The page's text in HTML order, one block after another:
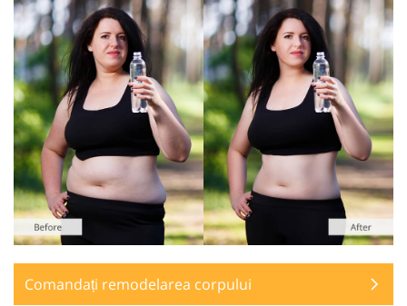
Comandați remodelarea corpului